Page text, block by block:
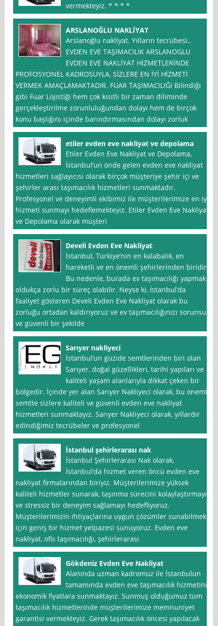
vermekteyiz. * * * *
ARSLANOĞLU NAKLİYAT
Arslanoğlu nakliyat. Yılların tecrübesi..
EVDEN EVE TAŞIMACILIK ARSLANOGLU
EVDEN EVE NAKLİYAT HİZMETLERİNDE
PROFOSYONEL KADROSUYLA, SİZLERE EN İYİ HİZMETİ
VERMEK AMAÇLAMAKTADIR. FUAR TAŞIMACILIĞI Bilindiği
gibi Fuar Lojistiği hem çok kısıtlı bir zaman diliminde
gerçekleştirilme zorunluluğundan dolayı hem de birçok
konu başlığını içinde barındırmasından dolayı zorluk
etiler evden eve nakliyat ve depolama
Etiler Evden Eve Nakliyat ve Depolama,
İstanbul‘un önde gelen evden eve nakliyat
hizmetleri sağlayıcısı olarak birçok müşteriye şehir içi ve
şehirler arası taşımacılık hizmetleri sunmaktadır.
Profesyonel ve deneyimli ekibimiz ile müşterilerimize en iyi
hizmeti sunmayı hedeflemekteyiz. Etiler Evden Eve Nakliyat
ve Depolama olarak müşteri
Develi Evden Eve Nakliyat
İstanbul, Türkiye’nin en kalabalık, en
hareketli ve en önemli şehirlerinden biridir.
Bu nedenle, burada ev taşımacılığı yapmak
oldukça zorlu bir süreç olabilir. Neyse ki, İstanbul’da
faaliyet gösteren Develi Evden Eve Nakliyat olarak bu
zorluğu ortadan kaldırıyoruz ve ev taşımacılığınızı sorunsuz
ve güvenli bir şekilde
Sarıyer nakliyeci
İstanbul‘un güzide semtlerinden biri olan
Sarıyer, doğal güzellikleri, tarihi yapıları ve
kaliteli yaşam alanlarıyla dikkat çeken bir
bölgedir. İçinde yer alan Sarıyer Nakliyeci olarak, bu önemli
semtte sizlere kaliteli ve güvenli evden eve nakliyat
hizmetleri sunmaktayız. Sarıyer Nakliyeci olarak, yıllardır
edindiğimiz tecrübeler ve profesyonel
İstanbul şehirlerarası nak
İstanbul Şehirlerarası Nak olarak,
İstanbul’da hizmet veren öncü evden eve
nakliyat firmalarından biriyiz. Müşterilerimize yüksek
kaliteli hizmetler sunarak, taşınma sürecini kolaylaştırmayı
ve stressiz bir deneyim sağlamayı hedefliyoruz.
Müşterilerimizin ihtiyaçlarına uygun çözümler sunabilmek
için geniş bir hizmet yelpazesi sunuyoruz. Evden eve
nakliyat, ofis taşımacılığı, şehirlerarası
Gökdeniz Evden Eve Nakliyat
Alanında uzman kadromuz ile İstanbulun
tamamında evden eve taşımacılık hizmetini
ekonomik fiyatlara sunmaktayız. Sunmuş olduğumuz tüm
taşımacılık hizmetlerinde müşterilerimize memnuniyet
garantisi vermekteyiz. Gerek taşımacılık öncesi yapılacak